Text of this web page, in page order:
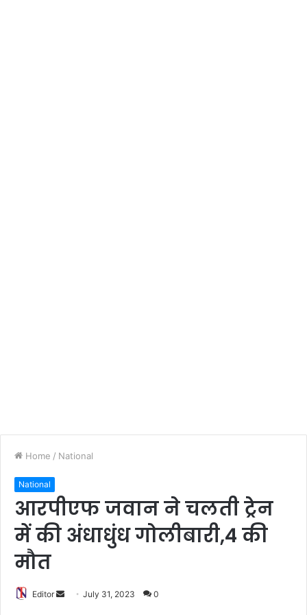
Home / National
National
आरपीएफ जवान ने चलती ट्रेन
में की अंधाधुंध गोलीबारी,4 की
मौत
Editor July 31, 2023 0